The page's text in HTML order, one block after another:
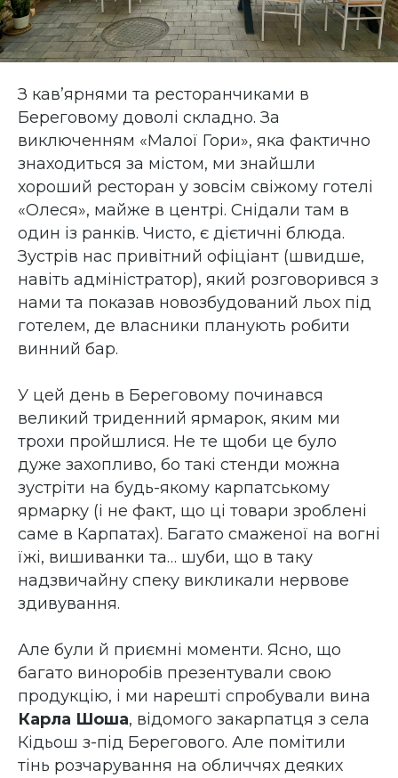
З кав’ярнями та ресторанчиками в
Береговому доволі складно. За
виключенням «Малої Гори», яка фактично
знаходиться за містом, ми знайшли
хороший ресторан у зовсім свіжому готелі
«Олеся», майже в центрі. Снідали там в
один із ранків. Чисто, є дієтичні блюда.
Зустрів нас привітний офіціант (швидше,
навіть адміністратор), який розговорився з
нами та показав новозбудований льох під
готелем, де власники планують робити
винний бар.
У цей день в Береговому починався
великий триденний ярмарок, яким ми
трохи пройшлися. Не те щоби це було
дуже захопливо, бо такі стенди можна
зустріти на будь-якому карпатському
ярмарку (і не факт, що ці товари зроблені
саме в Карпатах). Багато смаженої на вогні
їжі, вишиванки та… шуби, що в таку
надзвичайну спеку викликали нервове
здивування.
Але були й приємні моменти. Ясно, що
багато виноробів презентували свою
продукцію, і ми нарешті спробували вина
Карла Шоша, відомого закарпатця з села
Кідьош з-під Берегового. Але помітили
тінь розчарування на обличчях деяких